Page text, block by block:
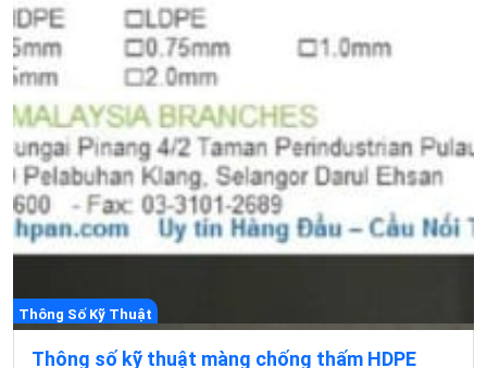
Thông Số Kỹ Thuật
Thông số kỹ thuật màng chống thấm HDPE